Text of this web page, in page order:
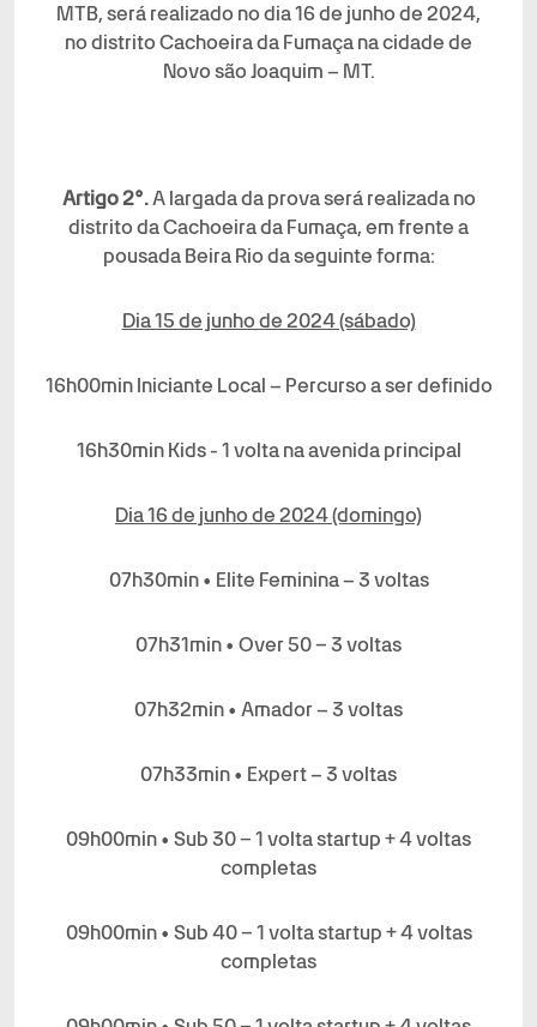
MTB, será realizado no dia 16 de junho de 2024,
no distrito Cachoeira da Fumaça na cidade de
Novo são Joaquim – MT.
Artigo 2°.A largada da prova será realizada no
distrito da Cachoeira da Fumaça, em frente a
pousada Beira Rio da seguinte forma:
Dia 15 de junho de 2024 (sábado)
16h00min Iniciante Local – Percurso a ser definido
16h30min Kids - 1 volta na avenida principal
Dia 16 de junho de 2024 (domingo)
07h30min • Elite Feminina – 3 voltas
07h31min • Over 50 – 3 voltas
07h32min • Amador – 3 voltas
07h33min • Expert – 3 voltas
09h00min • Sub 30 – 1 volta startup + 4 voltas
completas
09h00min • Sub 40 – 1 volta startup + 4 voltas
completas